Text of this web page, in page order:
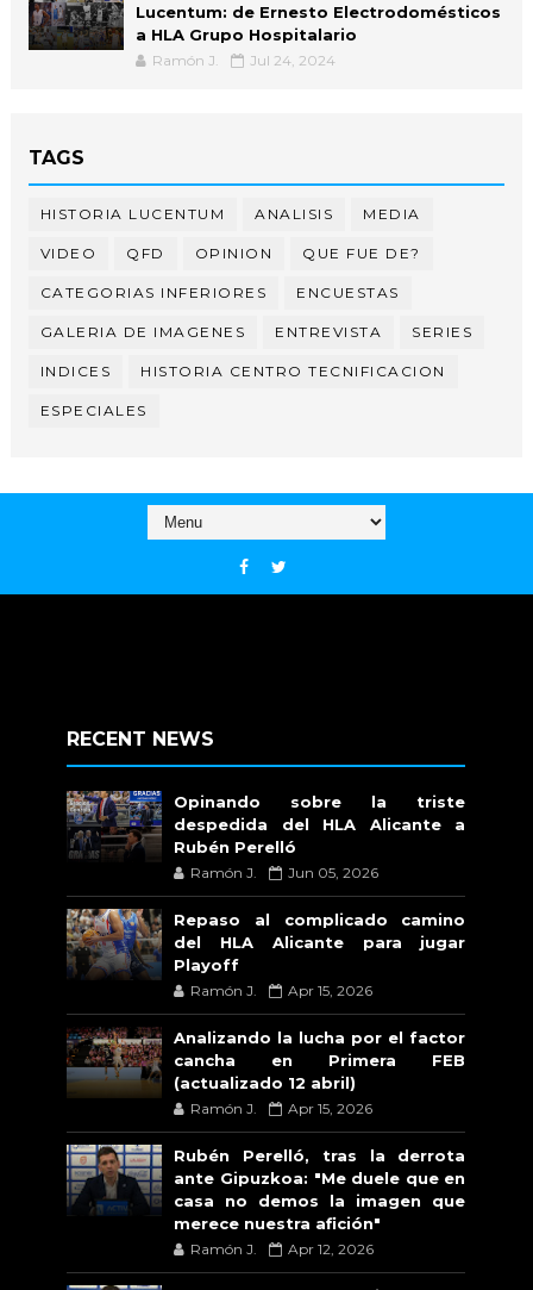
Lucentum: de Ernesto Electrodomésticos
a HLA Grupo Hospitalario
Ramón J. Jul 24, 2024
TAGS
HISTORIA LUCENTUM ANALISIS MEDIA
VIDEO QFD OPINION QUE FUE DE?
CATEGORIAS INFERIORES ENCUESTAS
GALERIA DE IMAGENES ENTREVISTA SERIES
INDICES HISTORIA CENTRO TECNIFICACION
ESPECIALES
RECENT NEWS
Opinando sobre la triste
despedida del HLA Alicante a
Rubén Perelló
Ramón J. Jun 05, 2026
Repaso al complicado camino
del HLA Alicante para jugar
Playoff
Ramón J. Apr 15, 2026
Analizando la lucha por el factor
cancha en Primera FEB
(actualizado 12 abril)
Ramón J. Apr 15, 2026
Rubén Perelló, tras la derrota
ante Gipuzkoa: "Me duele que en
casa no demos la imagen que
merece nuestra afición"
Ramón J. Apr 12, 2026